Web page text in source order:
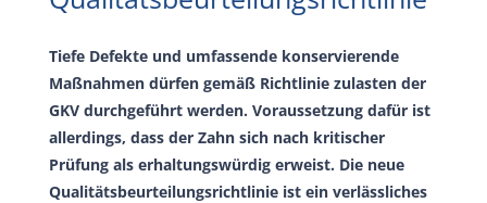
Tiefe Defekte und umfassende konservierende
Maßnahmen dürfen gemäß Richtlinie zulasten der
GKV durchgeführt werden. Voraussetzung dafür ist
allerdings, dass der Zahn sich nach kritischer
Prüfung als erhaltungswürdig erweist. Die neue
Qualitätsbeurteilungsrichtlinie ist ein verlässliches